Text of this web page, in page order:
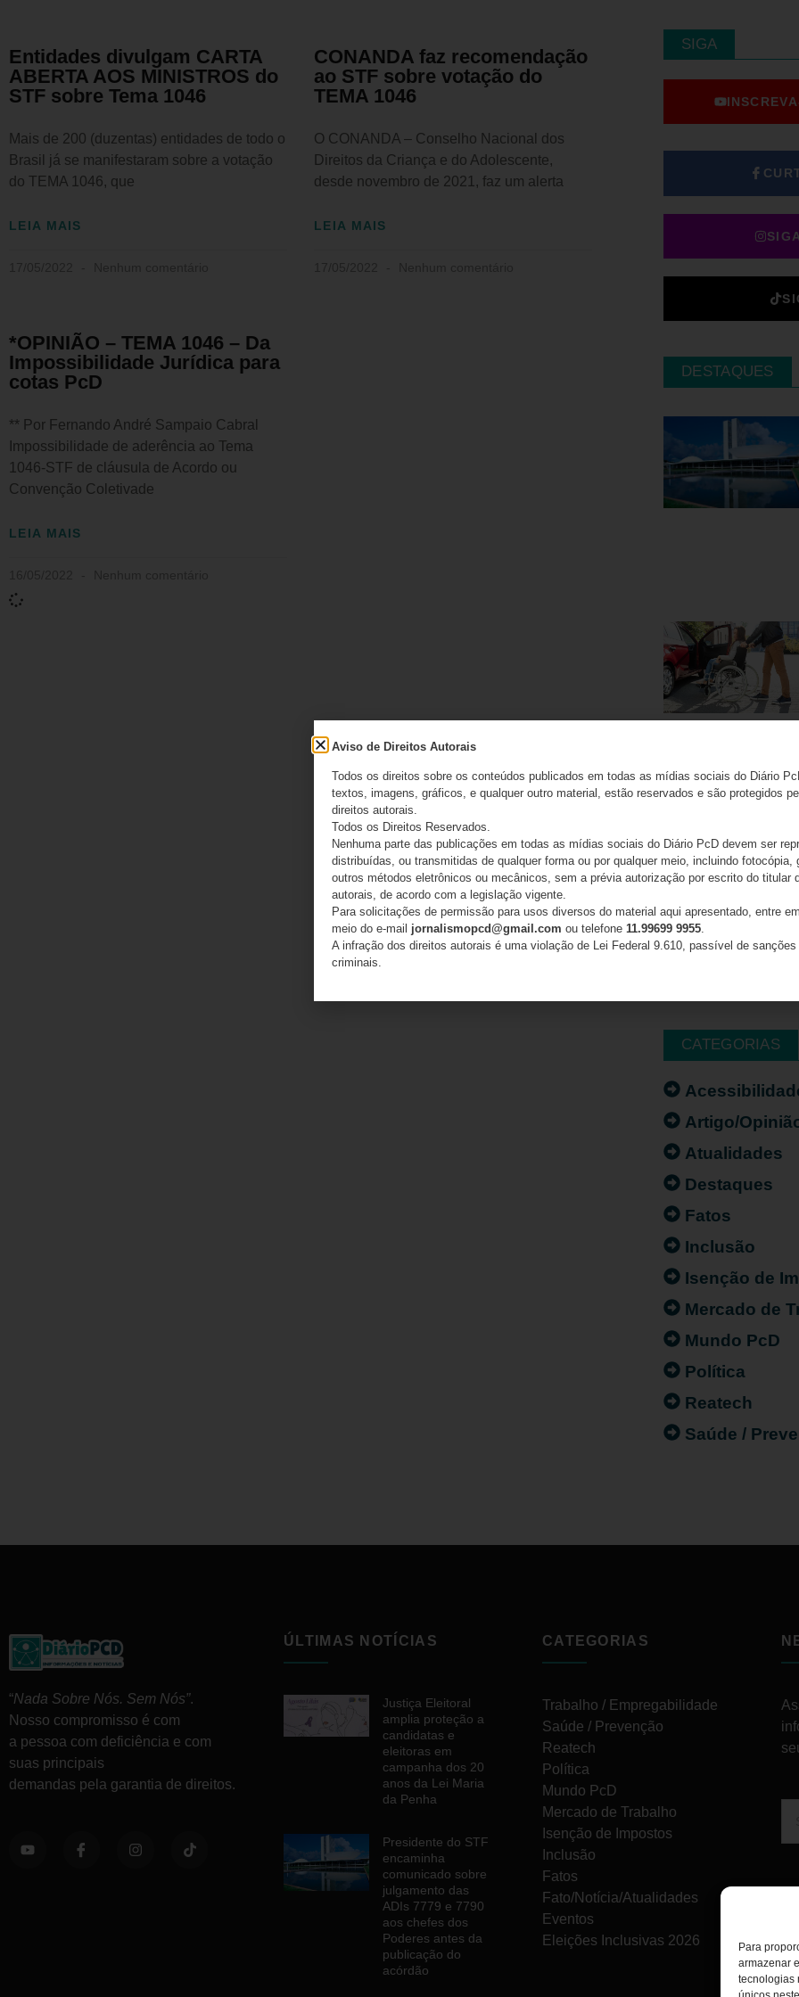
Para
armazenar
tecnologias
Entidades divulgam CARTA
ABERTA AOS MINISTROS do
STF sobre Tema 1046
Mais de 200 (duzentas) entidades de todo o
Brasil já se manifestaram sobre a votação
do TEMA 1046, que
LEIA MAIS
CONANDA faz recomendação
ao STF sobre votação do
TEMA 1046
O CONANDA – Conselho Nacional dos
Direitos da Criança e do Adolescente,
desde novembro de 2021, faz um alerta
LEIA MAIS
*OPINIÃO – TEMA 1046 – Da
Impossibilidade Jurídica para
cotas PcD
** Por Fernando André Sampaio Cabral
Impossibilidade de aderência ao Tema
1046-STF de cláusula de Acordo ou
Convenção Coletivade
LEIA MAIS
SIGA
DESTAQUES
CATEGORIAS
Artigo/
Atualidades
Destaques
Fatos
Inclusão
Isenção de
Mercado de
Mundo PcD
Política
Reatech
Saúde /
“Nada Sobre Nós. Sem Nós”.
Nosso compromisso é com
a pessoa com deficiência e com
suas principais
demandas pela garantia de direitos.
ÚLTIMAS NOTÍCIAS
Justiça Eleitoral
amplia proteção a
candidatas e
eleitoras em
campanha dos 20
anos da Lei Maria
da Penha
Presidente do STF
encaminha
comunicado sobre
julgamento das
ADIs 7779 e 7790
aos chefes dos
Poderes antes da
publicação do
acórdão
CATEGORIAS
Trabalho / Empregabilidade
Saúde / Prevenção
Reatech
Política
Mundo PcD
Mercado de Trabalho
Isenção de Impostos
Inclusão
Fatos
Fato/Notícia/Atualidades
Eventos
Eleições Inclusivas 2026
Aviso de Direitos Autorais
Todos os direitos sobre os conteúdos publicados em todas as mídias sociais do Diário
textos, imagens, gráficos, e qualquer outro material, estão reservados e são protegidos
direitos autorais.
Todos os Direitos Reservados.
Nenhuma parte das publicações em todas as mídias sociais do Diário PcD devem ser
distribuídas, ou transmitidas de qualquer forma ou por qualquer meio, incluindo fotocópia,
outros métodos eletrônicos ou mecânicos, sem a prévia autorização por escrito do titular
autorais, de acordo com a legislação vigente.
Para solicitações de permissão para usos diversos do material aqui apresentado, entre
meio do e-mail jornalismopcd@gmail.com ou telefone 11.99699 9955.
A infração dos direitos autorais é uma violação de Lei Federal 9.610, passível de
criminais.